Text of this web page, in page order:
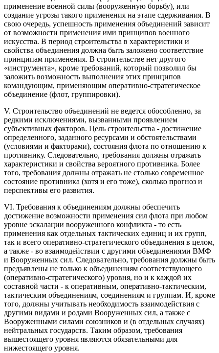
применение военной силы (вооруженную борьбу), или
создание угрозы такого применения на этапе сдерживания. В
свою очередь, успешность применения объединений зависит
от возможности применения ими принципов военного
искусства. В период строительства в характеристики и
свойства объединения должна быть заложено соответствие
принципам применения. В строительстве нет другого
«инструмента», кроме требований, который позволил бы
заложить возможность выполнения этих принципов
командующим, применяющим оперативно-стратегическое
объединение (флот, группировки).
V. Строительство объединений не ведется обособленно, за
редкими исключениями, вызванными проявлением
субъективных факторов. Цель строительства - достижение
определенного, заданного ресурсами и обстоятельствами
(условиями и факторами), состояния флота по отношению к
противнику. Следовательно, требования должны отражать
характеристики и свойства вероятного противника. Более
того, требования должны отражать не столько современное
состояние противника (хотя и его тоже), сколько прогноз и
перспективы его развития.
VI. Требования к объединениям должны обеспечить
достижение возможности применения сил флота при любом
уровне эскалации вооруженного конфликта - то есть
применения как отдельных тактических единиц и их групп,
так и всего оперативно-стратегического объединения в целом,
а также - во взаимодействии с другими объединениями ВМФ
и Вооруженных сил. Следовательно, требования должны быть
предъявлены не только к объединениям соответствующего
(оперативно-стратегического) уровня, но и к каждой их
составной части - к оперативным, оперативно-тактическим,
тактическим объединениям, соединениям и группам. И, кроме
того, должны учитывать необходимость взаимодействия с
другими видами и родами Вооруженных сил, а также с
Вооруженными силами союзников и (в отдельных случаях)
нейтральных государств. Таким образом, требования
вышестоящего уровня являются обязательными для
нижестоящего уровня.